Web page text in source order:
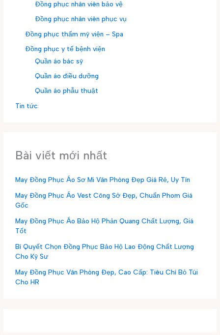
Đồng phục nhân viên bảo vệ
Đồng phục nhân viên phục vụ
Đồng phục thẩm mỹ viện – Spa
Đồng phục y tế bệnh viện
Quần áo bác sỹ
Quần áo điều dưỡng
Quần áo phẫu thuật
Tin tức
Bài viết mới nhất
May Đồng Phục Áo Sơ Mi Văn Phòng Đẹp Giá Rẻ, Uy Tín
May Đồng Phục Áo Vest Công Sở Đẹp, Chuẩn Phom Giá
Gốc
May Đồng Phục Áo Bảo Hộ Phản Quang Chất Lượng, Giá
Tốt
Bí Quyết Chọn Đồng Phục Bảo Hộ Lao Động Chất Lượng
Cho Kỹ Sư
May Đồng Phục Văn Phòng Đẹp, Cao Cấp: Tiêu Chí Bỏ Túi
Cho HR